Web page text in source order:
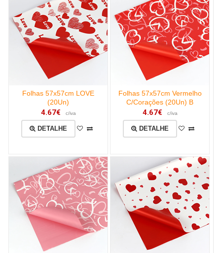
Folhas 57x57cm LOVE
(20Un)
4.67€ c/iva
DETALHE
Folhas 57x57cm Vermelho
C/Corações (20Un) B
4.67€ c/iva
DETALHE